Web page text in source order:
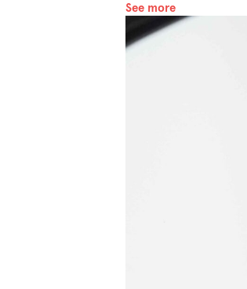
See more